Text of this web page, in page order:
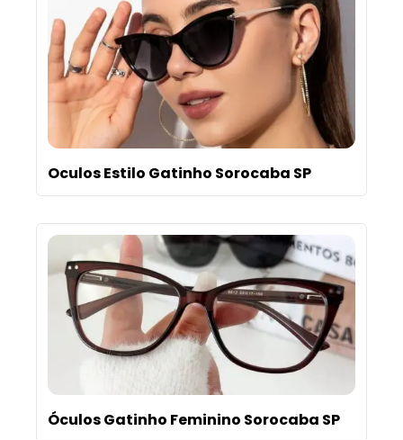
Oculos Estilo Gatinho Sorocaba SP
Óculos Gatinho Feminino Sorocaba SP